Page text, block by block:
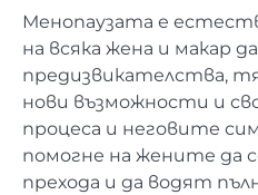
Менопаузата е
на всяка жена и макар
предизвикателства,
нови възможности и
процеса и неговите
помогне на жените да
прехода и да водят